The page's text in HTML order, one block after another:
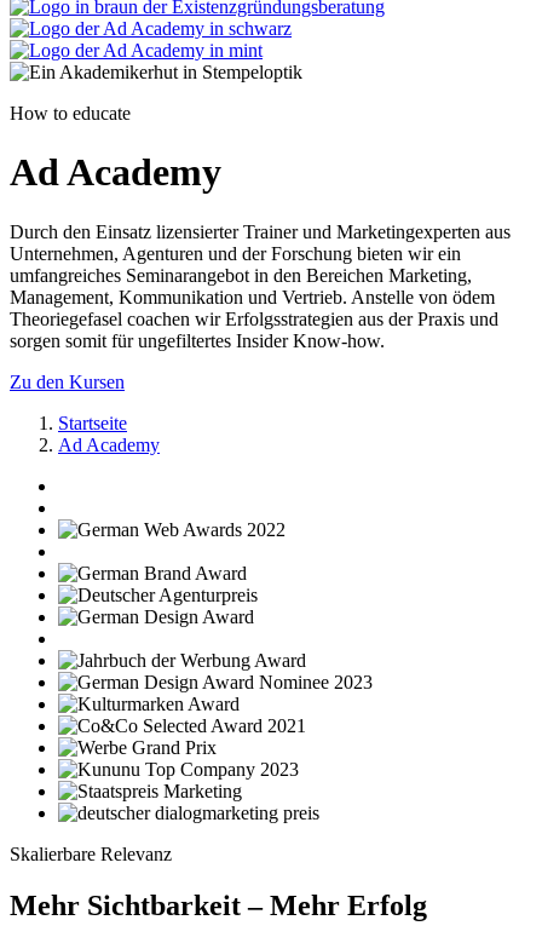
How to educate
Ad Academy
Durch den Einsatz lizensierter Trainer und Marketingexperten aus
Unternehmen, Agenturen und der Forschung bieten wir ein
umfangreiches Seminarangebot in den Bereichen Marketing,
Management, Kommunikation und Vertrieb. Anstelle von ödem
Theoriegefasel coachen wir Erfolgsstrategien aus der Praxis und
sorgen somit für ungefiltertes Insider Know-how.
Zu den Kursen
Startseite
Ad Academy
Skalierbare Relevanz
Mehr Sichtbarkeit – Mehr Erfolg